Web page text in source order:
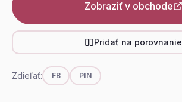
Zobraziť v obchode
Pridať na porovnanie
Zdieľať: FB PIN